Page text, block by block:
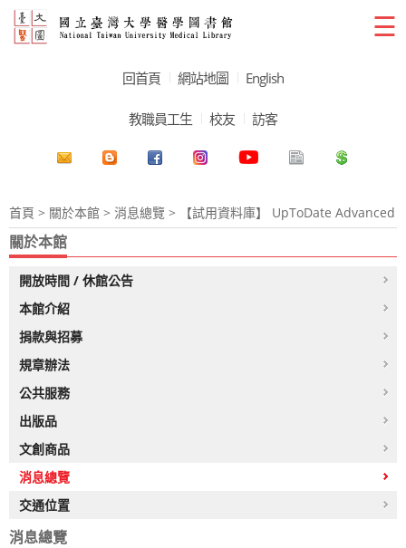
☰
回首頁 網站地圖 English
教職員工生 校友 訪客
首頁 > 關於本館 > 消息總覽 > 【試用資料庫】 UpToDate Advanced
關於本館
開放時間 / 休館公告
本館介紹
捐款與招募
規章辦法
公共服務
出版品
文創商品
消息總覽
交通位置
消息總覽